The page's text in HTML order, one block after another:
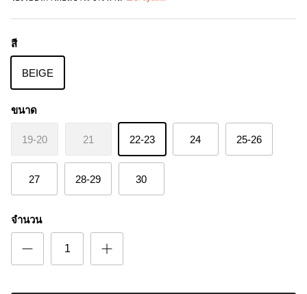
สี
BEIGE
ขนาด
19-20 21 22-23 24 25-26
27 28-29 30
จำนวน